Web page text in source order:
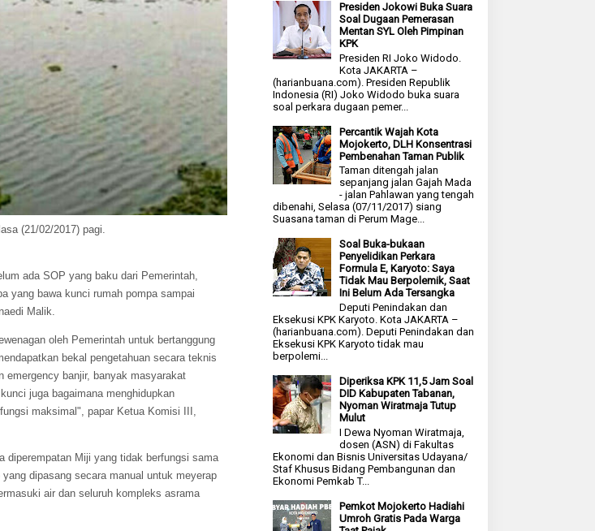
(21/02/2017) pagi.
ada SOP yang baku dari Pemerintah,
yang bawa kunci rumah pompa sampai
Malik.
oleh Pemerintah untuk bertanggung
bekal pengetahuan secara teknis
emergency banjir, banyak masyarakat
juga bagaimana menghidupkan
maksimal", papar Ketua Komisi III,
diperempatan Miji yang tidak berfungsi sama
dipasang secara manual untuk meyerap
air dan seluruh kompleks asrama
Presiden Jokowi Buka Suara
Soal Dugaan Pemerasan
Mentan SYL Oleh Pimpinan
KPK
Presiden RI Joko Widodo.
Kota JAKARTA –
(harianbuana.com). Presiden Republik
Indonesia (RI) Joko Widodo buka suara
soal perkara dugaan pemer...
Percantik Wajah Kota
Mojokerto, DLH Konsentrasi
Pembenahan Taman Publik
Taman ditengah jalan
sepanjang jalan Gajah Mada
- jalan Pahlawan yang tengah
dibenahi, Selasa (07/11/2017) siang
Suasana taman di Perum Mage...
Soal Buka-bukaan
Penyelidikan Perkara
Formula E, Karyoto: Saya
Tidak Mau Berpolemik, Saat
Ini Belum Ada Tersangka
Deputi Penindakan dan
Eksekusi KPK Karyoto. Kota JAKARTA –
(harianbuana.com). Deputi Penindakan dan
Eksekusi KPK Karyoto tidak mau
berpolemi...
Diperiksa KPK 11,5 Jam Soal
DID Kabupaten Tabanan,
Nyoman Wiratmaja Tutup
Mulut
I Dewa Nyoman Wiratmaja,
dosen (ASN) di Fakultas
Ekonomi dan Bisnis Universitas Udayana/
Staf Khusus Bidang Pembangunan dan
Ekonomi Pemkab T...
Pemkot Mojokerto Hadiahi
Umroh Gratis Pada Warga